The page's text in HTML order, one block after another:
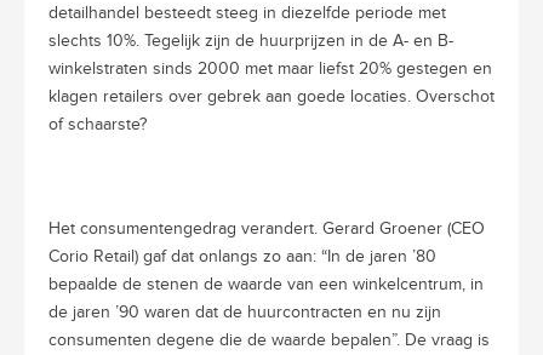
detailhandel besteedt steeg in diezelfde periode met
slechts 10%. Tegelijk zijn de huurprijzen in de A- en B-
winkelstraten sinds 2000 met maar liefst 20% gestegen en
klagen retailers over gebrek aan goede locaties. Overschot
of schaarste?
Het consumentengedrag verandert. Gerard Groener (CEO
Corio Retail) gaf dat onlangs zo aan: “In de jaren ’80
bepaalde de stenen de waarde van een winkelcentrum, in
de jaren ’90 waren dat de huurcontracten en nu zijn
consumenten degene die de waarde bepalen”. De vraag is